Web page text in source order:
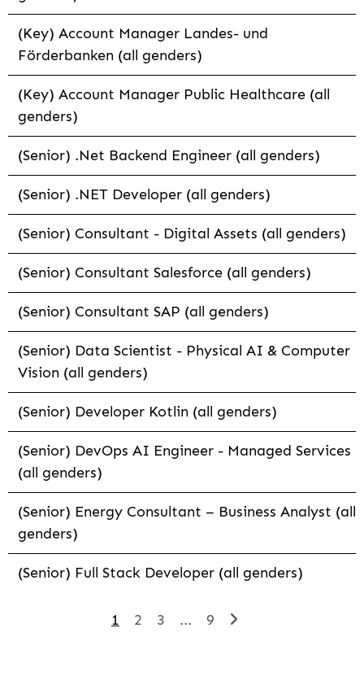
(Key) Account Manager Landes- und
Förderbanken (all genders)
(Key) Account Manager Public Healthcare (all
genders)
(Senior) .Net Backend Engineer (all genders)
(Senior) .NET Developer (all genders)
(Senior) Consultant - Digital Assets (all genders)
(Senior) Consultant Salesforce (all genders)
(Senior) Consultant SAP (all genders)
(Senior) Data Scientist - Physical AI & Computer
Vision (all genders)
(Senior) Developer Kotlin (all genders)
(Senior) DevOps AI Engineer - Managed Services
(all genders)
(Senior) Energy Consultant – Business Analyst (all
genders)
(Senior) Full Stack Developer (all genders)
1 2 3 ... 9